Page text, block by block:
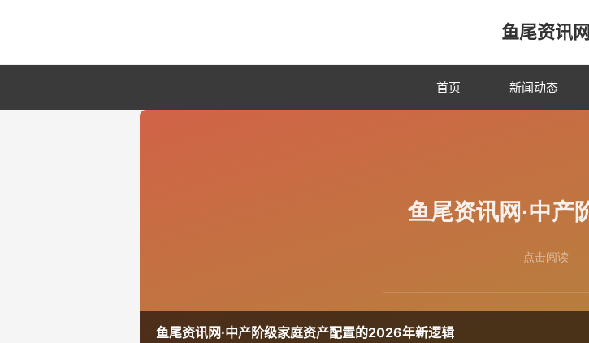
鱼尾资讯网
首页 新闻动态
鱼尾资讯网·中产阶级家庭资产配置的2026年新逻辑